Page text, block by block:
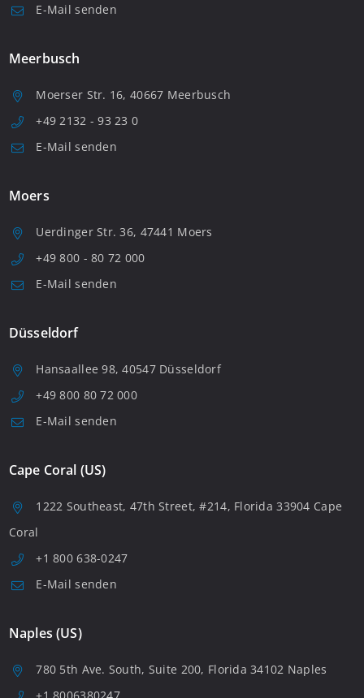
E-Mail senden
Meerbusch
Moerser Str. 16, 40667 Meerbusch
+49 2132 - 93 23 0
E-Mail senden
Moers
Uerdinger Str. 36, 47441 Moers
+49 800 - 80 72 000
E-Mail senden
Düsseldorf
Hansaallee 98, 40547 Düsseldorf
+49 800 80 72 000
E-Mail senden
Cape Coral (US)
1222 Southeast, 47th Street, #214, Florida 33904 Cape
Coral
+1 800 638-0247
E-Mail senden
Naples (US)
780 5th Ave. South, Suite 200, Florida 34102 Naples
+1 8006380247